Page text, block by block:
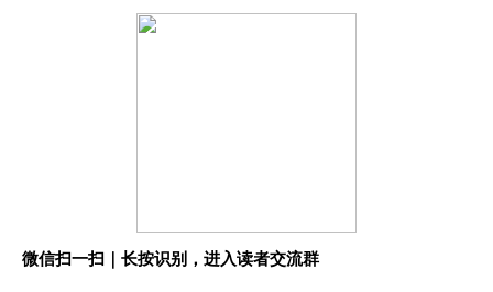
微信扫一扫｜长按识别，进入读者交流群